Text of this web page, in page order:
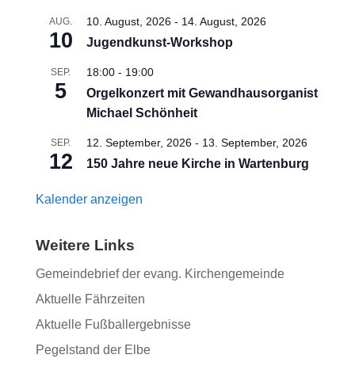
AUG.
10
10. August, 2026- 14. August, 2026
Jugendkunst-Workshop
SEP.
5
18:00- 19:00
Orgelkonzert mit Gewandhausorganist
Michael Schönheit
SEP.
12
12. September, 2026- 13. September, 2026
150 Jahre neue Kirche in Wartenburg
Kalender anzeigen
Weitere Links
Gemeindebrief der evang. Kirchengemeinde
Aktuelle Fährzeiten
Aktuelle Fußballergebnisse
Pegelstand der Elbe